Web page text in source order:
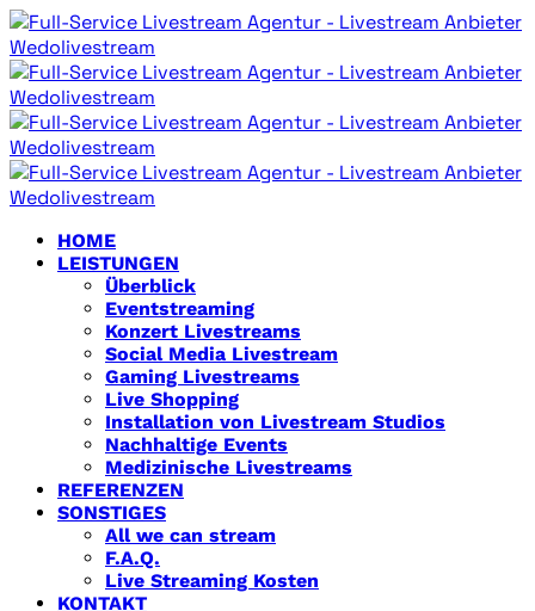
HOME
LEISTUNGEN
Überblick
Eventstreaming
Konzert Livestreams
Social Media Livestream
Gaming Livestreams
Live Shopping
Installation von Livestream Studios
Nachhaltige Events
Medizinische Livestreams
REFERENZEN
SONSTIGES
All we can stream
F.A.Q.
Live Streaming Kosten
KONTAKT